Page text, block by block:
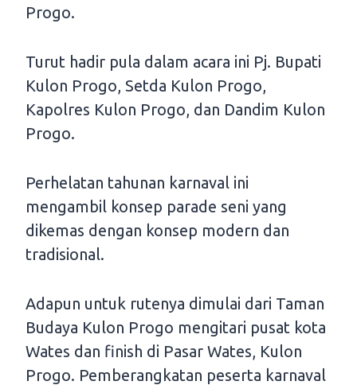
Progo.
Turut hadir pula dalam acara ini Pj. Bupati
Kulon Progo, Setda Kulon Progo,
Kapolres Kulon Progo, dan Dandim Kulon
Progo.
Perhelatan tahunan karnaval ini
mengambil konsep parade seni yang
dikemas dengan konsep modern dan
tradisional.
Adapun untuk rutenya dimulai dari Taman
Budaya Kulon Progo mengitari pusat kota
Wates dan finish di Pasar Wates, Kulon
Progo. Pemberangkatan peserta karnaval